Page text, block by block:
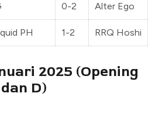
0-2 Alter Ego
PH 1-2 RRQ Hoshi
2025 (Opening
D)